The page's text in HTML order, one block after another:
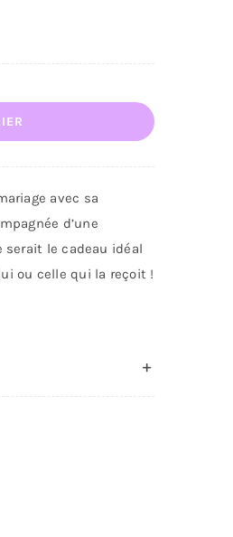
avec sa
d’une
serait le cadeau idéal
ou celle qui la reçoit !